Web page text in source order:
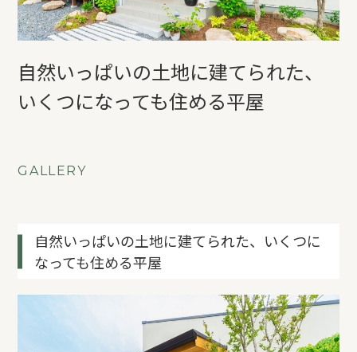
VOICE
ESTATE
REFORM
BLOG
新築住宅のお問い合わせ
自然いっぱいの土地に建てられた、
いくつになっても住める平屋
GALLERY
自然いっぱいの土地に建てられた、いくつに
なっても住める平屋